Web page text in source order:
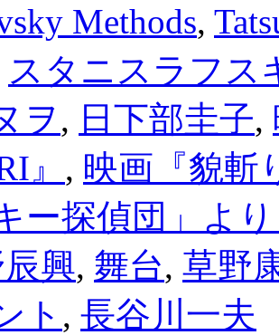
Methods,
スタニスラフス
ヲ, 日下部圭子,
』 , 映画『貌斬
ー探偵団」よ
興, 舞台, 草野
ト , 長谷川一夫